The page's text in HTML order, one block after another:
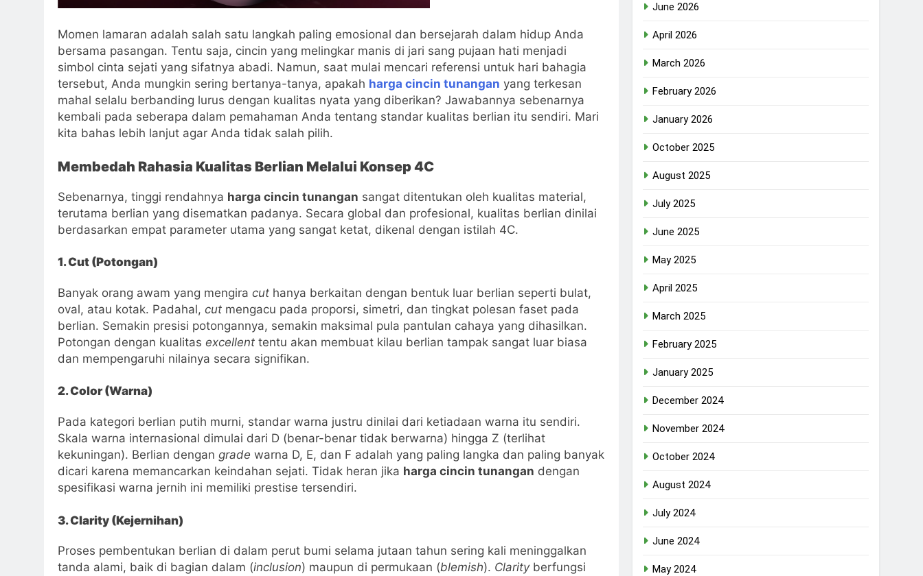
Momen lamaran adalah salah satu langkah paling emosional dan bersejarah dalam hidup Anda
bersama pasangan. Tentu saja, cincin yang melingkar manis di jari sang pujaan hati menjadi
simbol cinta sejati yang sifatnya abadi. Namun, saat mulai mencari referensi untuk hari bahagia
tersebut, Anda mungkin sering bertanya-tanya, apakah harga cincin tunangan yang terkesan
mahal selalu berbanding lurus dengan kualitas nyata yang diberikan? Jawabannya sebenarnya
kembali pada seberapa dalam pemahaman Anda tentang standar kualitas berlian itu sendiri. Mari
kita bahas lebih lanjut agar Anda tidak salah pilih.
Membedah Rahasia Kualitas Berlian Melalui Konsep 4C
Sebenarnya, tinggi rendahnya harga cincin tunangan sangat ditentukan oleh kualitas material,
terutama berlian yang disematkan padanya. Secara global dan profesional, kualitas berlian dinilai
berdasarkan empat parameter utama yang sangat ketat, dikenal dengan istilah 4C.
1. Cut (Potongan)
Banyak orang awam yang mengira cut hanya berkaitan dengan bentuk luar berlian seperti bulat,
oval, atau kotak. Padahal, cut mengacu pada proporsi, simetri, dan tingkat polesan faset pada
berlian. Semakin presisi potongannya, semakin maksimal pula pantulan cahaya yang dihasilkan.
Potongan dengan kualitas excellent tentu akan membuat kilau berlian tampak sangat luar biasa
dan mempengaruhi nilainya secara signifikan.
2. Color (Warna)
Pada kategori berlian putih murni, standar warna justru dinilai dari ketiadaan warna itu sendiri.
Skala warna internasional dimulai dari D (benar-benar tidak berwarna) hingga Z (terlihat
kekuningan). Berlian dengan grade warna D, E, dan F adalah yang paling langka dan paling banyak
dicari karena memancarkan keindahan sejati. Tidak heran jika harga cincin tunangan dengan
spesifikasi warna jernih ini memiliki prestise tersendiri.
3. Clarity (Kejernihan)
Proses pembentukan berlian di dalam perut bumi selama jutaan tahun sering kali meninggalkan
tanda alami, baik di bagian dalam (inclusion) maupun di permukaan (blemish). Clarityberfungsi
June 2026
April 2026
March 2026
February 2026
January 2026
October 2025
August 2025
July 2025
June 2025
May 2025
April 2025
March 2025
February 2025
January 2025
December 2024
November 2024
October 2024
August 2024
July 2024
June 2024
May 2024